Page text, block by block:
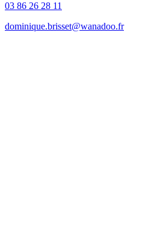
03 86 26 28 11
dominique.brisset@wanadoo.fr